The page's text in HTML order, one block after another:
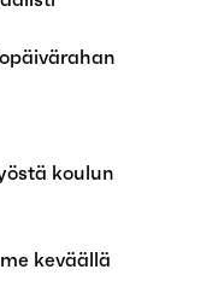
koulun
keväällä